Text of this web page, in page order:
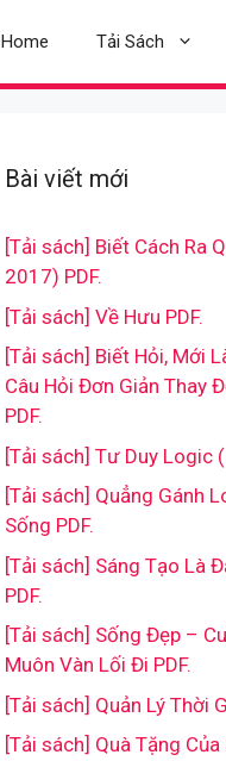
Home Tải Sách
Bài viết mới
[Tải sách] Biết Cách Ra
2017) PDF.
[Tải sách] Về Hưu PDF.
[Tải sách] Biết Hỏi, Mới
Câu Hỏi Đơn Giản Thay
PDF.
[Tải sách] Tư Duy Logic
[Tải sách] Quẳng Gánh
Sống PDF.
[Tải sách] Sáng Tạo Là
PDF.
[Tải sách] Sống Đẹp –
Muôn Vàn Lối Đi PDF.
[Tải sách] Quản Lý Thời
[Tải sách] Quà Tặng Của